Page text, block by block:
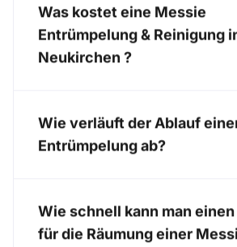
Was kostet eine Messie
Entrümpelung & Reinigung
Neukirchen ?
Wie verläuft der Ablauf
Entrümpelung ab?
Wie schnell kann man
für die Räumung einer